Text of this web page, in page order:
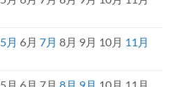
5月 6月 7月 8月 9月 10月 11月